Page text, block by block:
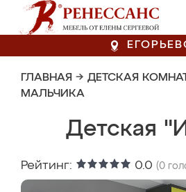
ГЛАВНАЯ → ДЕТСКАЯ
МАЛЬЧИКА
Детская
Рейтинг: 0.0 (0